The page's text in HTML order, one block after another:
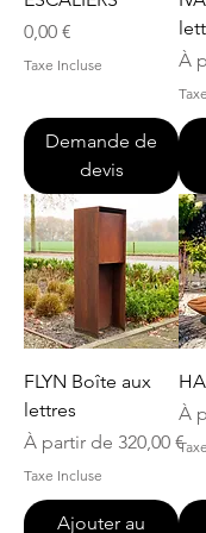
Prix
0,00 €
Taxe Incluse
Demande de
devis
À
FLYN Boîte aux
lettres
À partir de 320,00 €
Prix promotionnel
Taxe Incluse
Ajouter au
À